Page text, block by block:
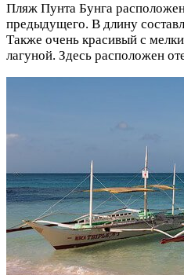
Пляж Пунта Бунга
предыдущего. В длину
Также очень красивый с
лагуной. Здесь расположен